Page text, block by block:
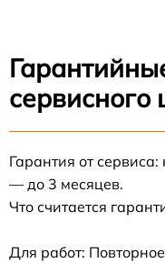
сервисного
Гарантия от
— до 3 месяцев.
Что считается
Для работ: